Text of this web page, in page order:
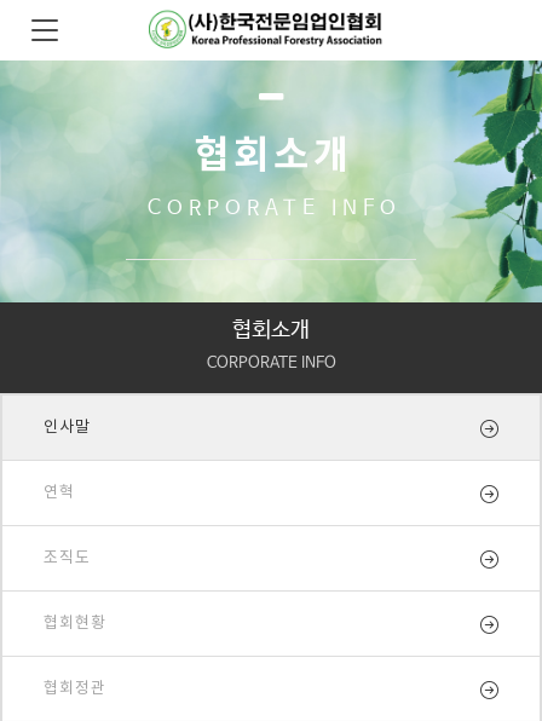
협회소개
CORPORATE INFO
협회소개
CORPORATE INFO
인사말
연혁
조직도
협회현황
협회정관